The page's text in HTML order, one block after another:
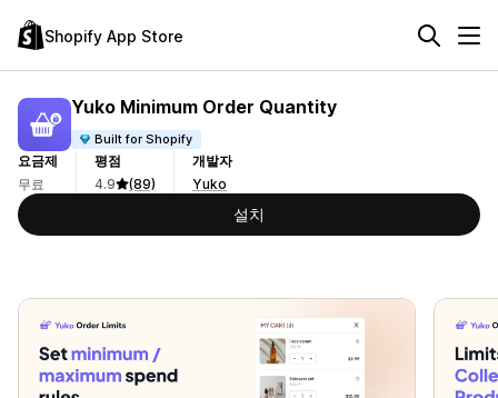
Shopify App Store
Yuko Minimum Order Quantity
Built for Shopify
요금제
무료
평점
4.9
(89)
개발자
Yuko
설치